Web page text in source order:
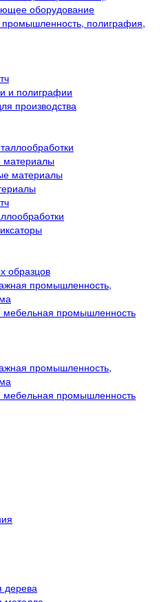
оборудование
полиграфия,
и полиграфии
производства
материалы
материалы
образцов
промышленность,
мебельная промышленность
промышленность,
мебельная промышленность
дерева